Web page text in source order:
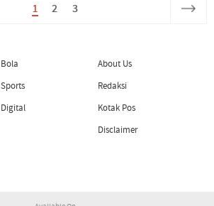
1 2 3
Bola
Sports
Digital
About Us
Redaksi
Kotak Pos
Disclaimer